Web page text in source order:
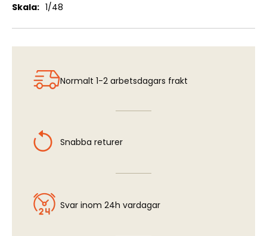
Mer
1/48
Normalt 1-2 arbetsdagars frakt
Snabba returer
Svar inom 24h vardagar